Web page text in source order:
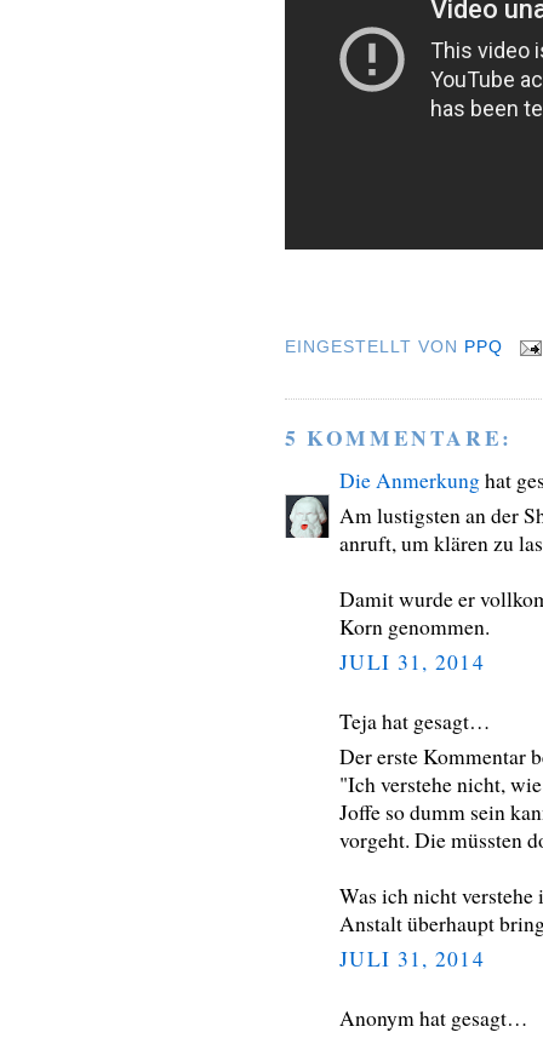
EINGESTELLT VON PPQ
5 KOMMENTARE:
Die Anmerkunghat
Am lustigsten an der
anruft, um klären zu
Damit wurde er
Korn genommen.
JULI 31, 2014
Teja hat gesagt…
Der erste Kommentar
"Ich verstehe nicht,
Joffe so dumm sein
vorgeht. Die müssten
Was ich nicht verstehe
Anstalt überhaupt
JULI 31, 2014
Anonym hat gesagt…